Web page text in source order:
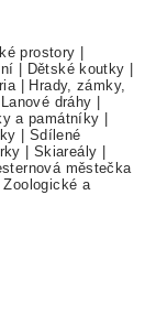
prostory
Dětské koutky
Hrady, zámky,
Lanové dráhy
a památníky
Sdílené
Skiareály
městečka
Zoologické a